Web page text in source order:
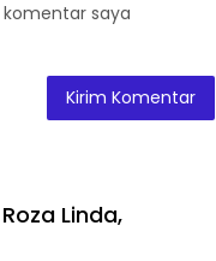
saya
Linda,